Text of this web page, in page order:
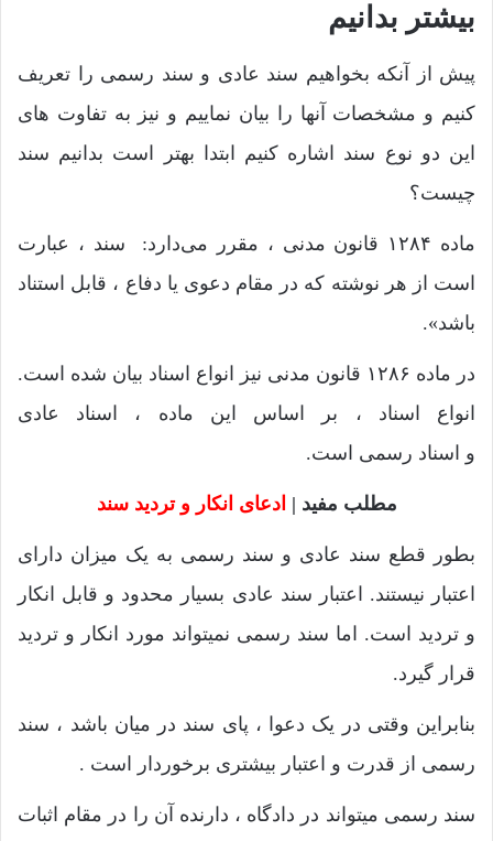
بیشتر بدانیم
پیش از آنکه بخواهیم سند عادی و سند رسمی را تعریف
کنیم و مشخصات آنها را بیان نماییم و نیز به تفاوت های
این دو نوع سند اشاره کنیم ابتدا بهتر است بدانیم سند
چیست؟
ماده ۱۲۸۴ قانون مدنی ، مقرر می‌دارد: سند ، عبارت
است از هر نوشته که در مقام دعوی یا دفاع ، قابل استناد
باشد».
در ماده ۱۲۸۶ قانون مدنی نیز انواع اسناد بیان شده است.
انواع اسناد ، بر اساس این ماده ، اسناد عادی
و اسناد رسمی است.
مطلب مفید | ادعای انکار و تردید سند
بطور قطع سند عادی و سند رسمی به یک میزان دارای
اعتبار نیستند. اعتبار سند عادی بسیار محدود و قابل انکار
و تردید است. اما سند رسمی نمیتواند مورد انکار و تردید
قرار گیرد.
بنابراین وقتی در یک دعوا ، پای سند در میان باشد ، سند
رسمی از قدرت و اعتبار بیشتری برخوردار است .
سند رسمی میتواند در دادگاه ، دارنده آن را در مقام اثبات